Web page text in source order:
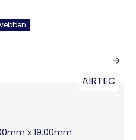
x 19.00mm
AIRTEC